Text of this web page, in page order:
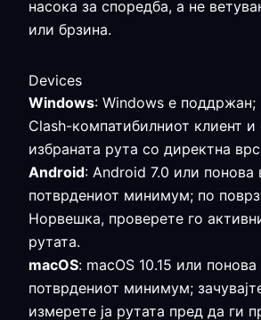
насока за споредба, а не
или брзина.
Devices
Windows: Windows е поддржан;
Clash-компатибилниот клиент и
избраната рута со директна
Android: Android 7.0 или понова
потврдениот минимум; по
Норвешка, проверете го
рутата.
macOS: macOS 10.15 или понова
потврдениот минимум;
измерете ја рутата пред да ги